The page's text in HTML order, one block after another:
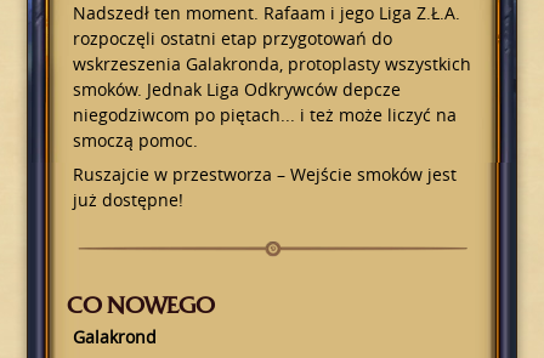
Nadszedł ten moment. Rafaam i jego Liga Z.Ł.A.
rozpoczęli ostatni etap przygotowań do
wskrzeszenia Galakronda, protoplasty wszystkich
smoków. Jednak Liga Odkrywców depcze
niegodziwcom po piętach... i też może liczyć na
smoczą pomoc.
Ruszajcie w przestworza – Wejście smoków jest
już dostępne!
CO NOWEGO
Galakrond